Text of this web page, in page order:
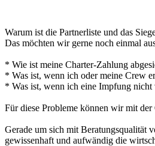
Warum ist die Partnerliste und das
Das möchten wir gerne noch einmal
* Wie ist meine Charter-Zahlung
* Was ist, wenn ich oder meine Crew
* Was ist, wenn ich eine Impfung nicht
Für diese Probleme können wir mit
Gerade um sich mit Beratungsqualität
gewissenhaft und aufwändig die